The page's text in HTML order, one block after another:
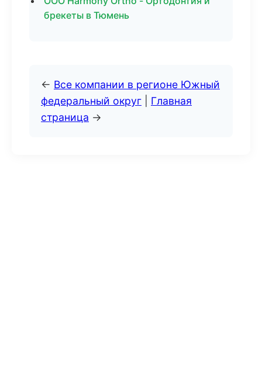
брекеты в Тюмень
← Все компании в регионе Южный
федеральный округ
Главная
страница →